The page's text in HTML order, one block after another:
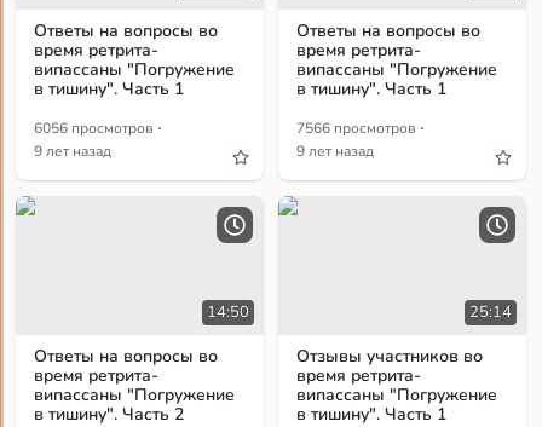
Ответы на вопросы во
время ретрита-
випассаны "Погружение
в тишину". Часть 1
6056 просмотров ·
9 лет назад
Ответы на вопросы во
время ретрита-
випассаны "Погружение
в тишину". Часть 1
7566 просмотров ·
9 лет назад
14:50
Ответы на вопросы во
время ретрита-
випассаны "Погружение
в тишину". Часть 2
25:14
Отзывы участников во
время ретрита-
випассаны "Погружение
в тишину". Часть 1